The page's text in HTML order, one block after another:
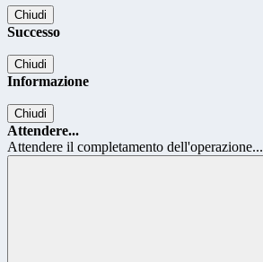
Chiudi
Successo
Chiudi
Informazione
Chiudi
Attendere...
Attendere il completamento dell'operazione...